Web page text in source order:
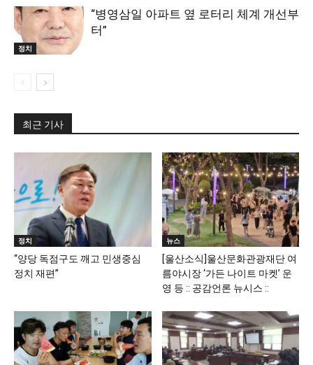
정치
“병영삼일 아파트 옆 로터리 체계 개선부
터”
최근 기사
정치
“양당 독점구도 깨고 민생중심
정치 재편”
뉴스
[울산소식]울산문화관광재단 여
름야시장 ‘가든 나이트 마켓’ 운
영 등 :: 공감언론 뉴시스 ::